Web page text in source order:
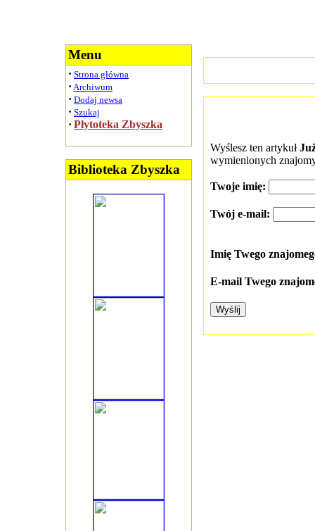
Menu
· Strona główna
· Archiwum
· Dodaj newsa
· Szukaj
· Płytoteka Zbyszka
Biblioteka Zbyszka
Wyślesz ten artykuł
wymienionych
Twoje imię:
Twój e-mail:
Imię Twego
E-mail Twego